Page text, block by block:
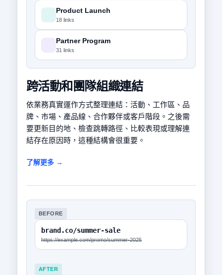
Product Launch
18 links
Partner Program
31 links
跨活動和團隊組織連結
依業務真實運作方式整理連結：活動、工作區、品
牌、市場、產品線、合作夥伴或客戶階段。之後需
要更新目的地、檢查跳轉路徑、比較表現或理解連
結存在原因時，這種結構會很重要。
了解更多 →
BEFORE
brand.co/summer-sale
https://example.com/promo/summer-2025
AFTER